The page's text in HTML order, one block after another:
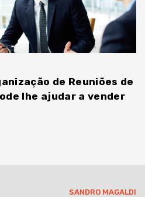
de Reuniões de
lhe ajudar a vender
SANDRO MAGALDI